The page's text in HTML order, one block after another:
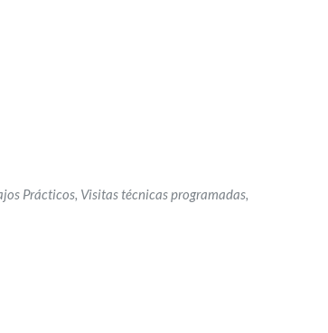
Prácticos, Visitas técnicas programadas,